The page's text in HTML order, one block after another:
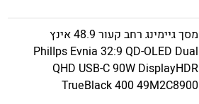
מסך גיימינג רחב קעור 48.9 אינץ
PhilIps Evnia 32:9 QD-OLED Dual
QHD USB-C 90W DisplayHDR
TrueBlack 400 49M2C8900